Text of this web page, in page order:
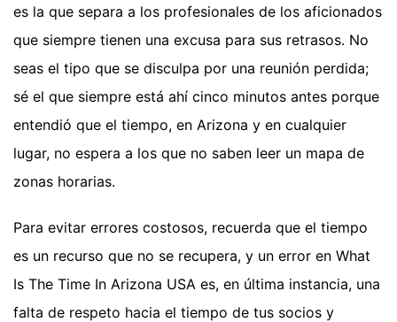
es la que separa a los profesionales de los aficionados
que siempre tienen una excusa para sus retrasos. No
seas el tipo que se disculpa por una reunión perdida;
sé el que siempre está ahí cinco minutos antes porque
entendió que el tiempo, en Arizona y en cualquier
lugar, no espera a los que no saben leer un mapa de
zonas horarias.
Para evitar errores costosos, recuerda que el tiempo
es un recurso que no se recupera, y un error en What
Is The Time In Arizona USA es, en última instancia, una
falta de respeto hacia el tiempo de tus socios y